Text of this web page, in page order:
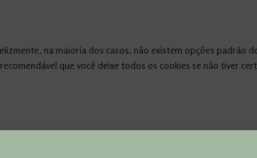
na maioria dos casos, não existem opções padrão
que você deixe todos os cookies se não tiver
do seu navegador (consulte a Ajuda do
que você visita. A desativação de cookies geralmente